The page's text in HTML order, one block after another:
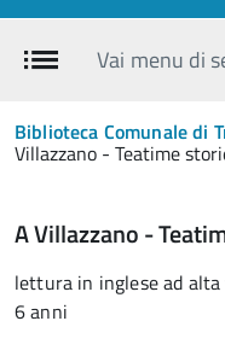
Vai menu di
Biblioteca Comunale di
Villazzano - Teatime
A Villazzano -
lettura in inglese ad alta
6 anni